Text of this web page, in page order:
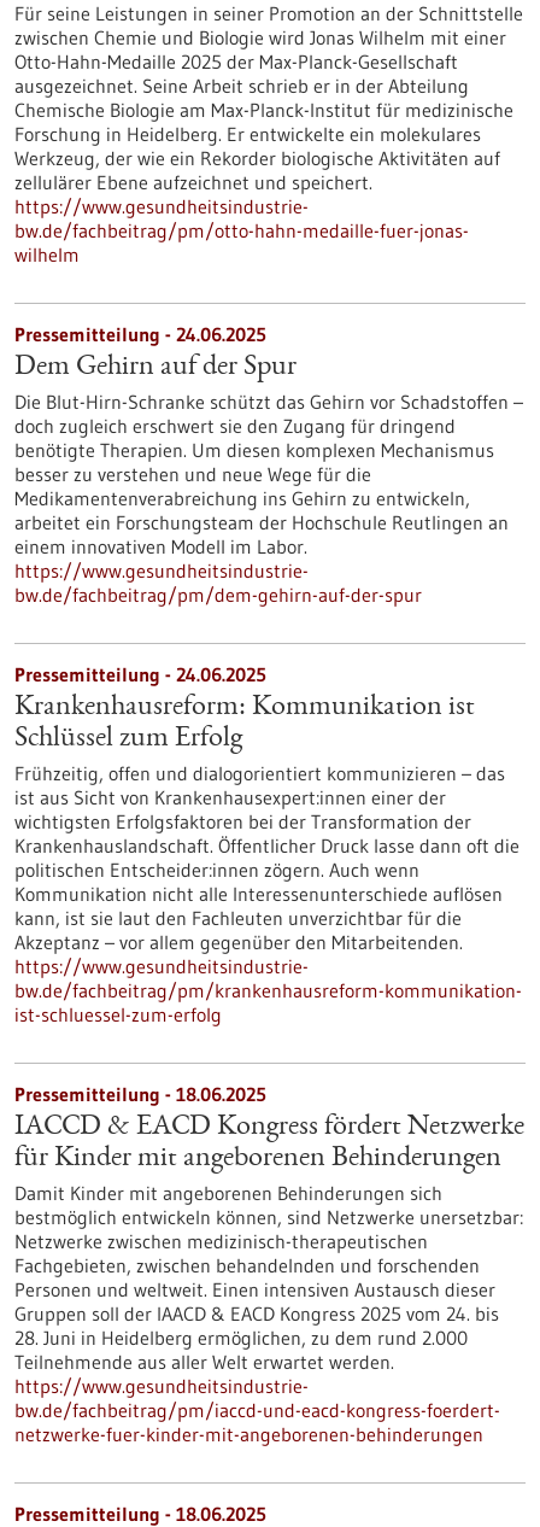
Für seine Leistungen in seiner Promotion an der Schnittstelle
zwischen Chemie und Biologie wird Jonas Wilhelm mit einer
Otto-Hahn-Medaille 2025 der Max-Planck-Gesellschaft
ausgezeichnet. Seine Arbeit schrieb er in der Abteilung
Chemische Biologie am Max-Planck-Institut für medizinische
Forschung in Heidelberg. Er entwickelte ein molekulares
Werkzeug, der wie ein Rekorder biologische Aktivitäten auf
zellulärer Ebene aufzeichnet und speichert.
https://www.gesundheitsindustrie-
bw.de/fachbeitrag/pm/otto-hahn-medaille-fuer-jonas-
wilhelm
Pressemitteilung - 24.06.2025
Dem Gehirn auf der Spur
Die Blut-Hirn-Schranke schützt das Gehirn vor Schadstoffen –
doch zugleich erschwert sie den Zugang für dringend
benötigte Therapien. Um diesen komplexen Mechanismus
besser zu verstehen und neue Wege für die
Medikamentenverabreichung ins Gehirn zu entwickeln,
arbeitet ein Forschungsteam der Hochschule Reutlingen an
einem innovativen Modell im Labor.
https://www.gesundheitsindustrie-
bw.de/fachbeitrag/pm/dem-gehirn-auf-der-spur
Pressemitteilung - 24.06.2025
Krankenhausreform: Kommunikation ist
Schlüssel zum Erfolg
Frühzeitig, offen und dialogorientiert kommunizieren – das
ist aus Sicht von Krankenhausexpert:innen einer der
wichtigsten Erfolgsfaktoren bei der Transformation der
Krankenhauslandschaft. Öffentlicher Druck lasse dann oft die
politischen Entscheider:innen zögern. Auch wenn
Kommunikation nicht alle Interessenunterschiede auflösen
kann, ist sie laut den Fachleuten unverzichtbar für die
Akzeptanz – vor allem gegenüber den Mitarbeitenden.
https://www.gesundheitsindustrie-
bw.de/fachbeitrag/pm/krankenhausreform-kommunikation-
ist-schluessel-zum-erfolg
Pressemitteilung - 18.06.2025
IACCD & EACD Kongress fördert Netzwerke
für Kinder mit angeborenen Behinderungen
Damit Kinder mit angeborenen Behinderungen sich
bestmöglich entwickeln können, sind Netzwerke unersetzbar:
Netzwerke zwischen medizinisch-therapeutischen
Fachgebieten, zwischen behandelnden und forschenden
Personen und weltweit. Einen intensiven Austausch dieser
Gruppen soll der IAACD & EACD Kongress 2025 vom 24. bis
28. Juni in Heidelberg ermöglichen, zu dem rund 2.000
Teilnehmende aus aller Welt erwartet werden.
https://www.gesundheitsindustrie-
bw.de/fachbeitrag/pm/iaccd-und-eacd-kongress-foerdert-
netzwerke-fuer-kinder-mit-angeborenen-behinderungen
Pressemitteilung - 18.06.2025